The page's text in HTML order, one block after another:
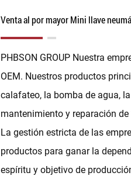
Venta al por mayor Mini llave
PHBSON GROUP Nuestra
OEM. Nuestros productos
calafateo, la bomba de agua,
mantenimiento y reparación
La gestión estricta de las
productos para ganar la
espíritu y objetivo de